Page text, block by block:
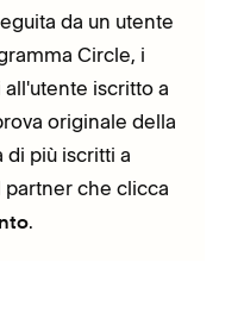
da un utente
Circle, i
iscritto a
originale della
di più iscritti a
partner che clicca
.